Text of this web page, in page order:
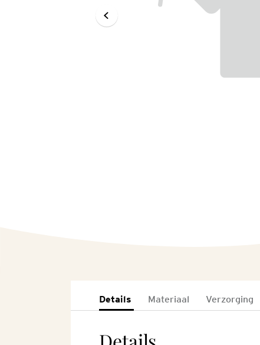
Details Materiaal Verzorging